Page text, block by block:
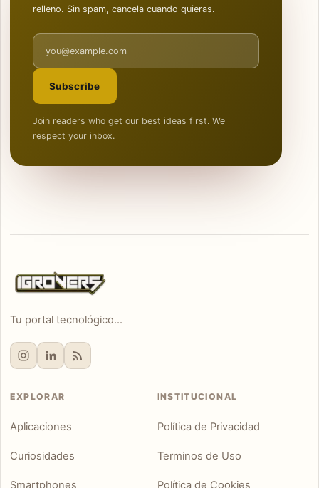
relleno. Sin spam, cancela cuando quieras.
Email address
Subscribe
Join readers who get our best ideas first. We
respect your inbox.
Tu portal tecnológico...
EXPLORAR
Aplicaciones
Curiosidades
Smartphones
INSTITUCIONAL
Política de Privacidad
Terminos de Uso
Política de Cookies